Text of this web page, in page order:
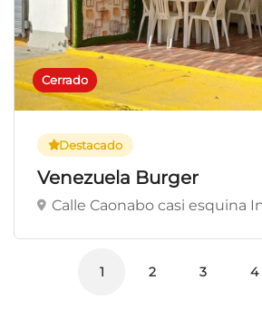
Cerrado
Destacado
Venezuela Burger
Calle Caonabo casi esquina
1 2 3 4